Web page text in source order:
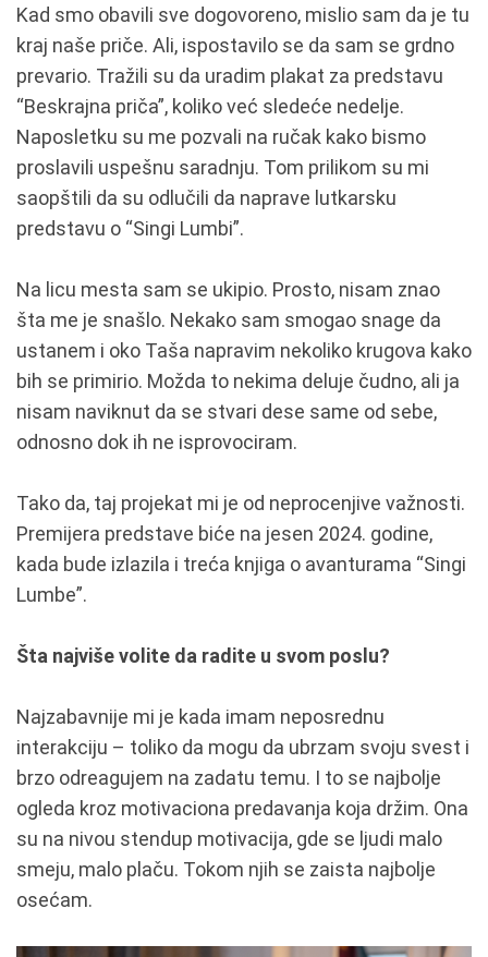
Kad smo obavili sve dogovoreno, mislio sam da je tu
kraj naše priče. Ali, ispostavilo se da sam se grdno
prevario. Tražili su da uradim plakat za predstavu
“Beskrajna priča”, koliko već sledeće nedelje.
Naposletku su me pozvali na ručak kako bismo
proslavili uspešnu saradnju. Tom prilikom su mi
saopštili da su odlučili da naprave lutkarsku
predstavu o “Singi Lumbi”.
Na licu mesta sam se ukipio. Prosto, nisam znao
šta me je snašlo. Nekako sam smogao snage da
ustanem i oko Taša napravim nekoliko krugova kako
bih se primirio. Možda to nekima deluje čudno, ali ja
nisam naviknut da se stvari dese same od sebe,
odnosno dok ih ne isprovociram.
Tako da, taj projekat mi je od neprocenjive važnosti.
Premijera predstave biće na jesen 2024. godine,
kada bude izlazila i treća knjiga o avanturama “Singi
Lumbe”.
Šta najviše volite da radite u svom poslu?
Najzabavnije mi je kada imam neposrednu
interakciju – toliko da mogu da ubrzam svoju svest i
brzo odreagujem na zadatu temu. I to se najbolje
ogleda kroz motivaciona predavanja koja držim. Ona
su na nivou stendup motivacija, gde se ljudi malo
smeju, malo plaču. Tokom njih se zaista najbolje
osećam.